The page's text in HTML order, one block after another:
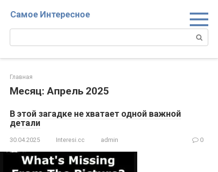
Самое Интересное
Поиск:
Главная
Месяц: Апрель 2025
В этой загадке не хватает одной важной
детали
30.04.2025 Interesi.cc admin 0